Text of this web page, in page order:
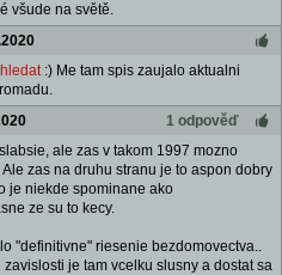
všude na světě.
:) Me tam spis zaujalo aktualni
1 odpověď
ale zas v takom 1997 mozno
zas na druhu stranu je to aspon dobry
je niekde spominane ako
ze su to kecy.
"definitivne" riesenie bezdomovectva..
je tam vcelku slusny a dostat sa